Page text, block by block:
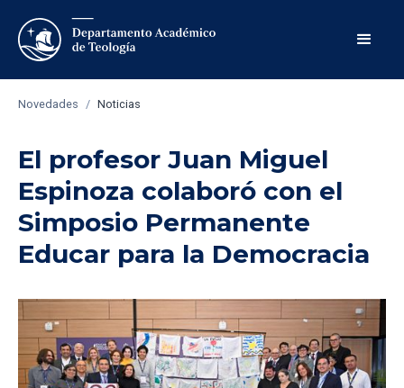
Novedades / Noticias
El profesor Juan Miguel
Espinoza colaboró con el
Simposio Permanente
Educar para la Democracia